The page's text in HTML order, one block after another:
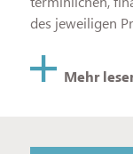
des jeweiligen